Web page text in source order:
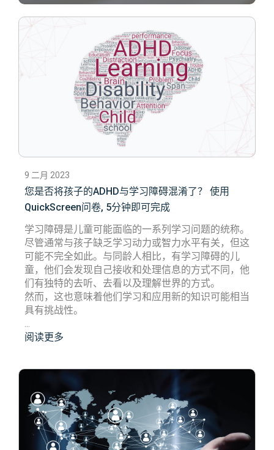
9 二月 2023
您是否将孩子的ADHD与学习障碍混淆了？ 使用
QuickScreen问卷, 5分钟即可完成
学习障碍是儿童可能面临的一系列学习问题的统称。
尽管通常与孩子缺乏学习动力或智力水平有关，但这
可能不完全如此。与同龄人相比，有学习障碍的儿
童，他们会发现自己接收和处理信息的方式不同，他
们有独特的去听、去看以及理解世界的方式。
然而，这也意味着他们学习和应用新的知识可能相当
具有挑战性。
...
阅读更多